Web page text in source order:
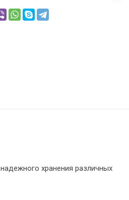
хранения различных